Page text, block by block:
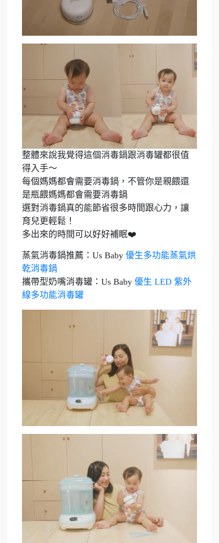
整體來說我覺得這個消毒鍋跟消毒罐都很值
得入手～
每個媽媽都會需要消毒鍋，不管你是親餵還
是瓶餵媽媽都會需要消毒鍋
選對消毒鍋真的能節省很多時間跟心力，讓
育兒更輕鬆！
多出來的時間可以好好補眠❤️
蒸氣消毒鍋推薦：Us Baby 優生多功能蒸氣烘
乾消毒鍋
攜帶型奶嘴消毒罐：Us Baby 優生 LED 紫外
線多功能消毒罐